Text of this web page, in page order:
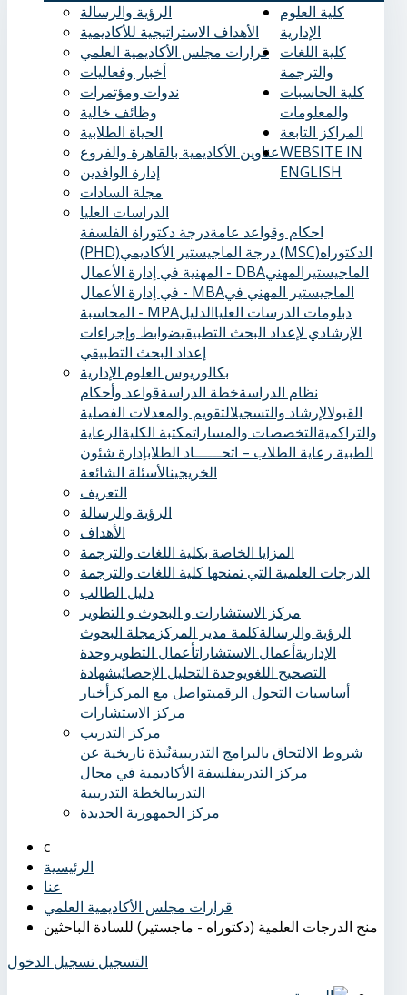
الرؤية والرسالة
الأهداف الاستراتيجية للأكاديمية
قرارات مجلس الأكاديمية العلمي
أخبار وفعاليات
ندوات ومؤتمرات
وظائف خالية
الحياة الطلابية
عناوين الأكاديمية بالقاهرة والفروع
إدارة الوافدين
كلية العلوم
الإدارية
مجلة السادات
الدراسات العليا
احكام وقواعد عامةدرجة دكتوراة الفلسفة
(PHD)
درجة الماجيستير الأكاديمي (MSC)الدكتوراه
المهنية في إدارة الأعمال - DBAالماجيستيرالمهني
في إدارة الأعمال - MBAالماجيستير المهني في
المحاسبة - MPA
دبلومات الدرسات العلياالدليل
الإرشادي لإعداد البحث التطبيقيضوابط وإجراءات
إعداد البحث التطبيقي
بكالوريوس العلوم الإدارية
نظام الدراسةخطة الدراسةقواعد وأحكام
القبولالإرشاد والتسجيلالتقويم والمعدلات الفصلية
والتراكميةالتخصصات والمساراتمكتبة الكليةالرعاية
الطبية ‏ رعاية الطلاب – اتحــــــاد الطلابإدارة شئون
الخريجينالأسئلة الشائعة
كلية اللغات
والترجمة
التعريف
الرؤية والرسالة
الأهداف
المزايا الخاصة بكلية اللغات والترجمة
الدرجات العلمية التي تمنحها كلية اللغات والترجمة
دليل الطالب
كلية الحاسبات
والمعلومات
المراكز التابعة
مركز الاستشارات و البحوث و التطوير
الرؤية والرسالةكلمة مدير المركز مجلة البحوث
الإداريةأعمال الاستشاراتأعمال التطوير وحدة
التصحيح اللغويوحدة التحليل الإحصائيشهادة
أساسيات التحول الرقميتواصل مع المركزأخبار
مركز الاستشارات
مركز التدريب
شروط الالتحاق بالبرامج التدريبيةنُبذة تاريخية عن
مركز التدريبفلسفة الأكاديمية في مجال
التدريبالخطة التدريبية
مركز الجمهورية الجديدة
WEBSITE IN
ENGLISH
الرئيسية
عنا
قرارات مجلس الأكاديمية العلمي
منح الدرجات العلمية (دكتوراه - ماجستير) للسادة الباحثين
التسجيل تسجيل الدخول